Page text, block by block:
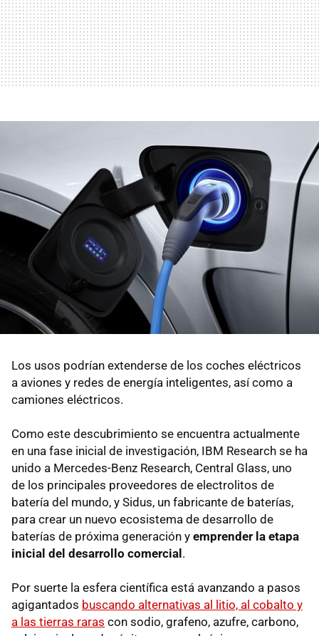
Los usos podrían extenderse de los coches eléctricos
a aviones y redes de energía inteligentes, así como a
camiones eléctricos.
Como este descubrimiento se encuentra actualmente
en una fase inicial de investigación, IBM Research se ha
unido a Mercedes-Benz Research, Central Glass, uno
de los principales proveedores de electrolitos de
batería del mundo, y Sidus, un fabricante de baterías,
para crear un nuevo ecosistema de desarrollo de
baterías de próxima generación y emprender la etapa
inicial del desarrollo comercial .
Por suerte la esfera científica está avanzando a pasos
agigantados buscando alternativas al litio, al cobalto y
a las tierras raras con sodio, grafeno, azufre, carbono,